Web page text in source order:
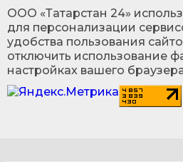
ООО «Татарстан 24»
для персонализации
удобства пользования
отключить использование
настройках вашего